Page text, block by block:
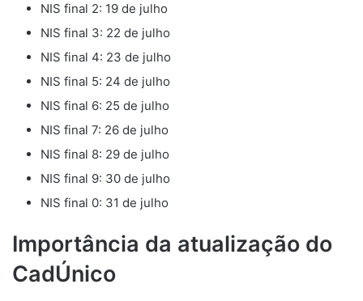
NIS final 2: 19 de julho
NIS final 3: 22 de julho
NIS final 4: 23 de julho
NIS final 5: 24 de julho
NIS final 6: 25 de julho
NIS final 7: 26 de julho
NIS final 8: 29 de julho
NIS final 9: 30 de julho
NIS final 0: 31 de julho
Importância da atualização do
CadÚnico